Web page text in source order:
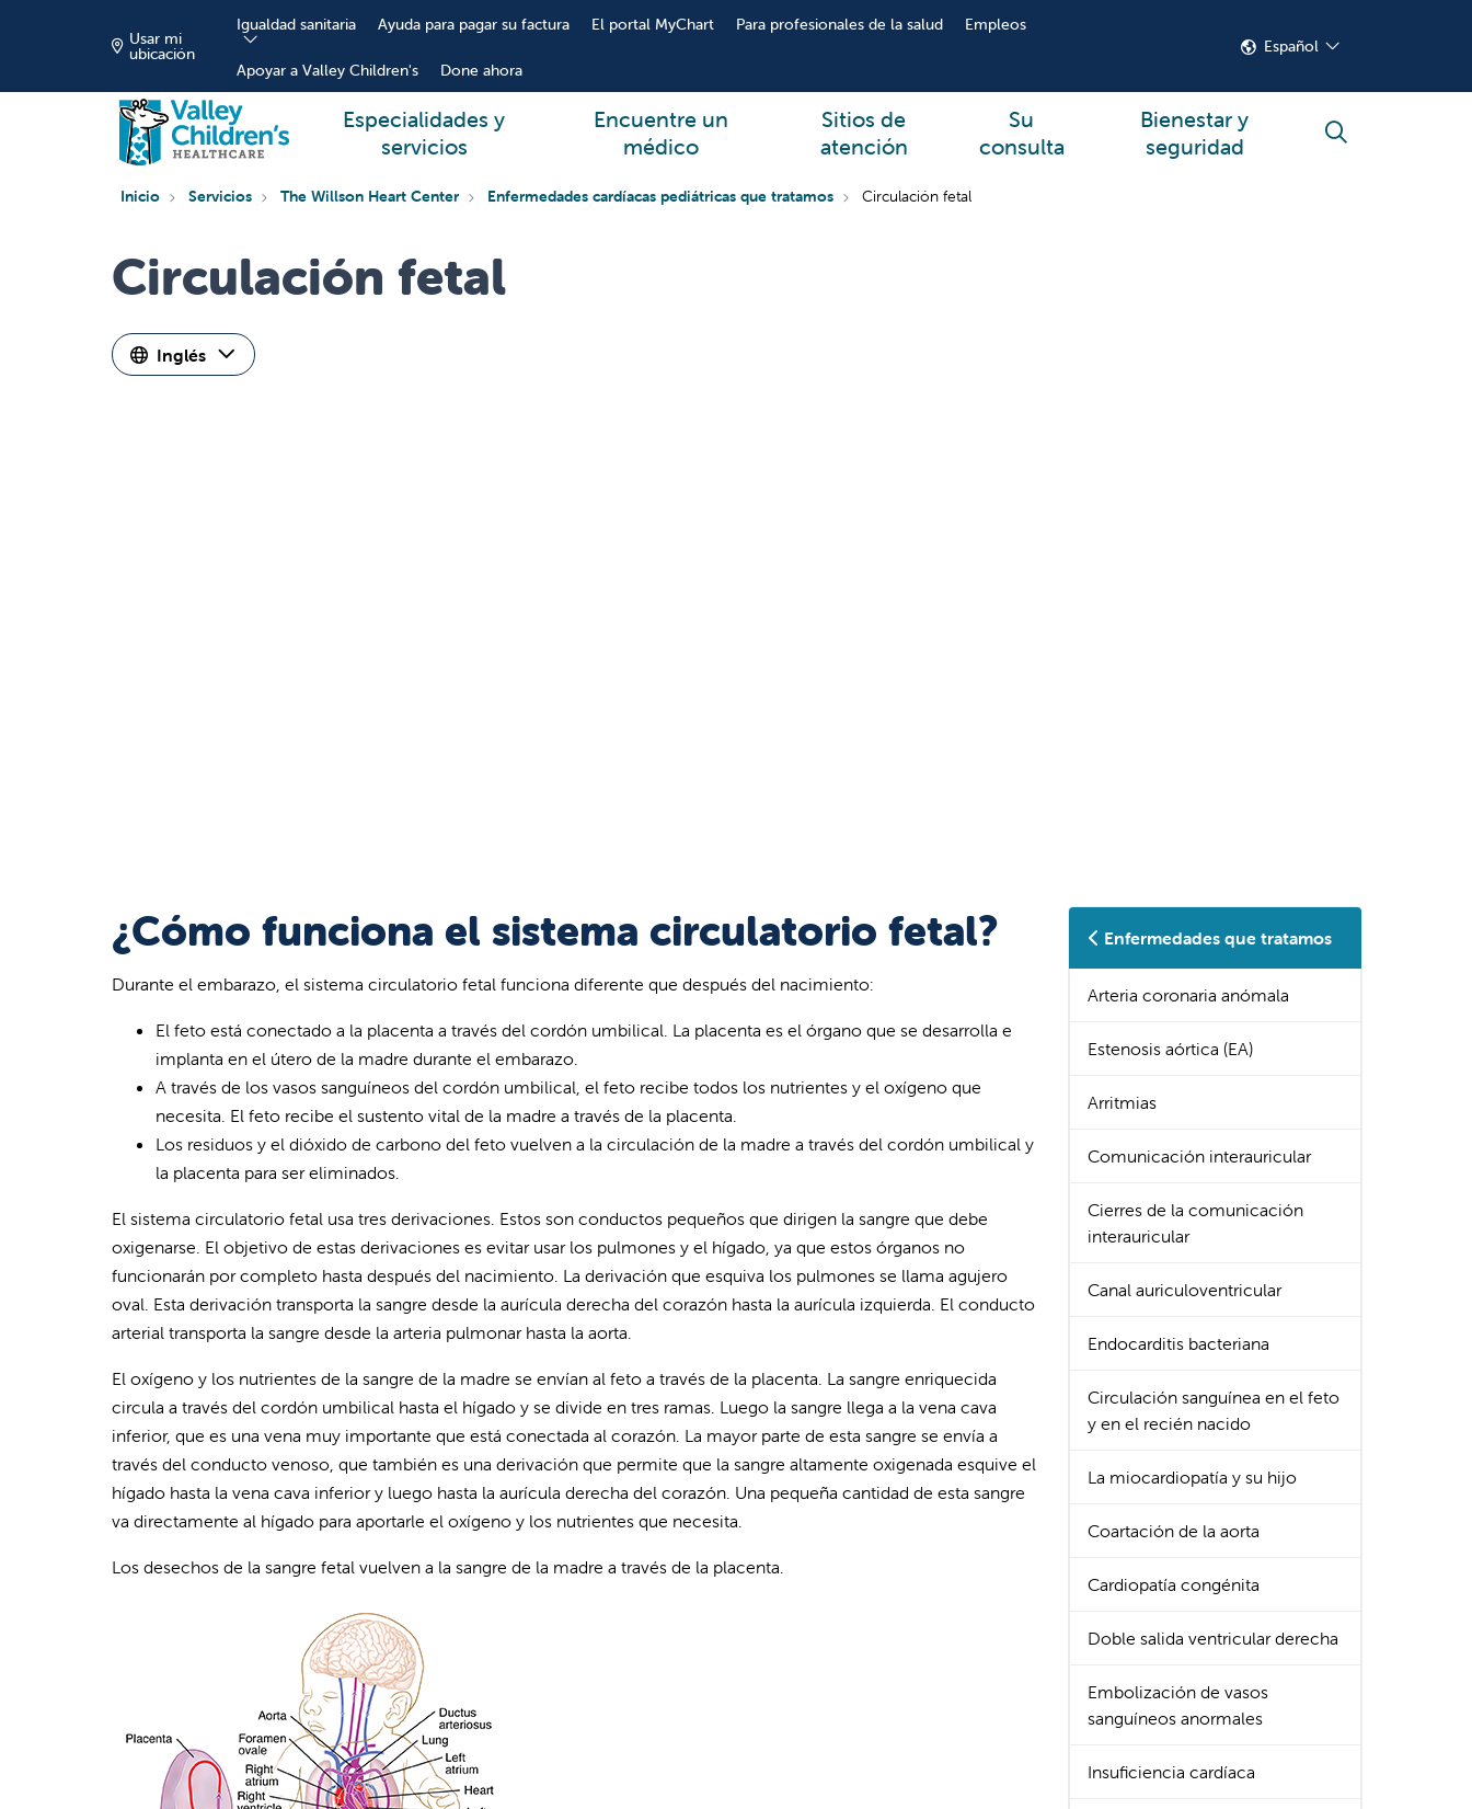
Usar mi
ubicación
Igualdad sanitaria Ayuda para pagar su factura El portal MyChart Para profesionales de la salud Empleos
Apoyar a Valley Children's Done ahora
Español
Especialidades y
servicios
Encuentre un
médico
Sitios de
atención
Su
consulta
Bienestar y
seguridad
buscar
Inicio Servicios The Willson Heart Center Enfermedades cardíacas pediátricas que tratamos Circulación fetal
Circulación fetal
Inglés
¿Cómo funciona el sistema circulatorio fetal?
Durante el embarazo, el sistema circulatorio fetal funciona diferente que después del nacimiento:
El feto está conectado a la placenta a través del cordón umbilical. La placenta es el órgano que se desarrolla e
implanta en el útero de la madre durante el embarazo.
A través de los vasos sanguíneos del cordón umbilical, el feto recibe todos los nutrientes y el oxígeno que
necesita. El feto recibe el sustento vital de la madre a través de la placenta.
Los residuos y el dióxido de carbono del feto vuelven a la circulación de la madre a través del cordón umbilical y
la placenta para ser eliminados.
El sistema circulatorio fetal usa tres derivaciones. Estos son conductos pequeños que dirigen la sangre que debe
oxigenarse. El objetivo de estas derivaciones es evitar usar los pulmones y el hígado, ya que estos órganos no
funcionarán por completo hasta después del nacimiento. La derivación que esquiva los pulmones se llama agujero
oval. Esta derivación transporta la sangre desde la aurícula derecha del corazón hasta la aurícula izquierda. El conducto
arterial transporta la sangre desde la arteria pulmonar hasta la aorta.
El oxígeno y los nutrientes de la sangre de la madre se envían al feto a través de la placenta. La sangre enriquecida
circula a través del cordón umbilical hasta el hígado y se divide en tres ramas. Luego la sangre llega a la vena cava
inferior, que es una vena muy importante que está conectada al corazón. La mayor parte de esta sangre se envía a
través del conducto venoso, que también es una derivación que permite que la sangre altamente oxigenada esquive el
hígado hasta la vena cava inferior y luego hasta la aurícula derecha del corazón. Una pequeña cantidad de esta sangre
va directamente al hígado para aportarle el oxígeno y los nutrientes que necesita.
Los desechos de la sangre fetal vuelven a la sangre de la madre a través de la placenta.
Enfermedades que tratamos
Arteria coronaria anómala
Estenosis aórtica (EA)
Arritmias
Comunicación interauricular
Cierres de la comunicación
interauricular
Canal auriculoventricular
Endocarditis bacteriana
Circulación sanguínea en el feto
y en el recién nacido
La miocardiopatía y su hijo
Coartación de la aorta
Cardiopatía congénita
Doble salida ventricular derecha
Embolización de vasos
sanguíneos anormales
Insuficiencia cardíaca